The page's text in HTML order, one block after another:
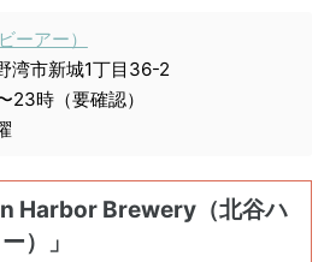
ーアー）
湾市新城1丁目36-2
23時（要確認）
Harbor Brewery（北谷ハ
）」